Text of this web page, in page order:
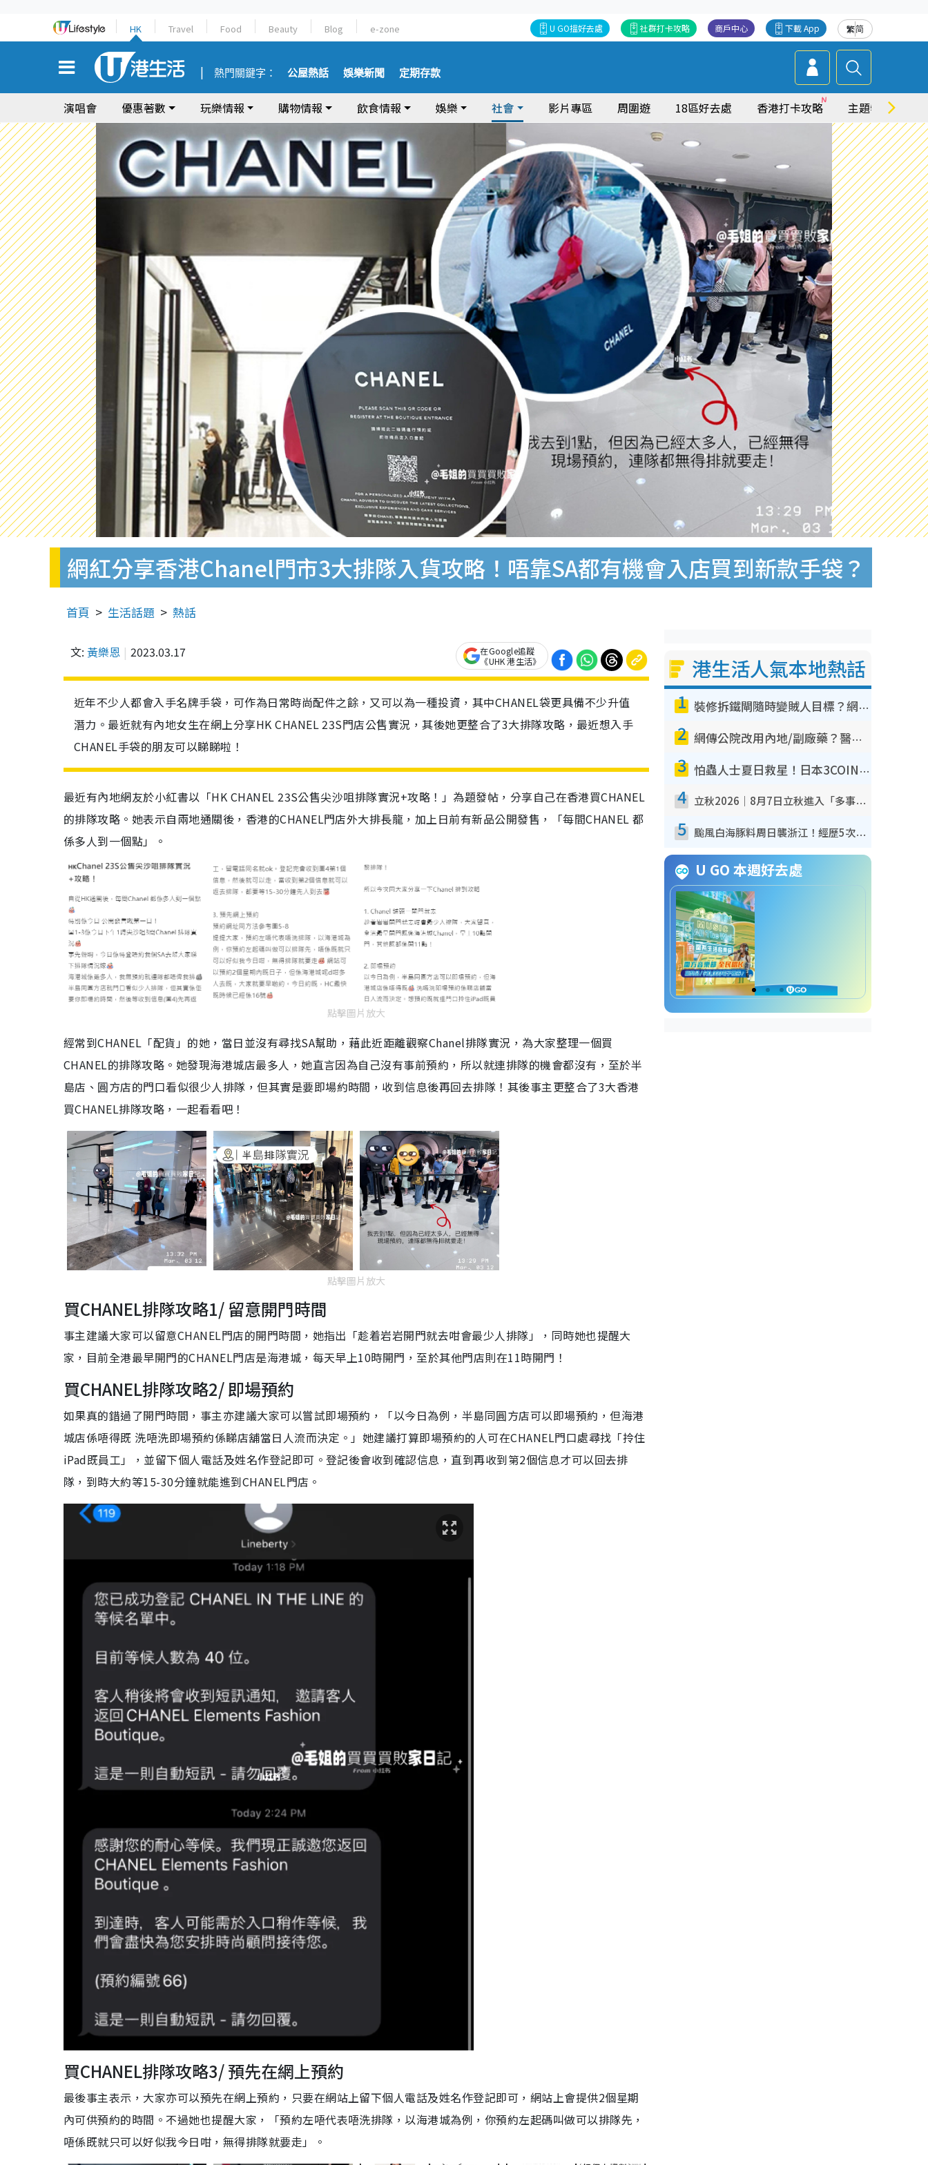
HK Travel Food Beauty Blog e-zone 繁简
下載 App
商戶中心
社群打卡攻略
U GO搵好去處
熱門關鍵字： 公屋熱話 娛樂新聞 定期存款
演唱會 優惠著數 玩樂情報 購物情報 飲食情報 娛樂 社會 影片專區 周圍遊 18區好去處 香港打卡攻略 主題特集
網紅分享香港Chanel門市3大排隊入貨攻略！唔靠SA都有機會入店買到新款手袋？
首頁 生活話題 熱話
文: 黃樂恩 2023.03.17
在Google追蹤
《UHK 港生活》
近年不少人都會入手名牌手袋，可作為日常時尚配件之餘，又可以為一種投資，其中CHANEL袋更具備不少升值
潛力。最近就有內地女生在網上分享HK CHANEL 23S門店公售實況，其後她更整合了3大排隊攻略，最近想入手
CHANEL手袋的朋友可以睇睇啦！
最近有內地網友於小紅書以「HK CHANEL 23S公售尖沙咀排隊實況+攻略！」為題發帖，分享自己在香港買CHANEL
的排隊攻略。她表示自兩地通關後，香港的CHANEL門店外大排長龍，加上日前有新品公開發售，「每間CHANEL 都
係多人到一個點」。
點擊圖片放大
經常到CHANEL「配貨」的她，當日並沒有尋找SA幫助，藉此近距離觀察Chanel排隊實況，為大家整理一個買
CHANEL的排隊攻略。她發現海港城店最多人，她直言因為自己沒有事前預約，所以就連排隊的機會都沒有，至於半
島店、圓方店的門口看似很少人排隊，但其實是要即場約時間，收到信息後再回去排隊！其後事主更整合了3大香港
買CHANEL排隊攻略，一起看看吧！
點擊圖片放大
買CHANEL排隊攻略1/ 留意開門時間
事主建議大家可以留意CHANEL門店的開門時間，她指出「趁着岩岩開門就去咁會最少人排隊」，同時她也提醒大
家，目前全港最早開門的CHANEL門店是海港城，每天早上10時開門，至於其他門店則在11時開門！
買CHANEL排隊攻略2/ 即場預約
如果真的錯過了開門時間，事主亦建議大家可以嘗試即場預約，「以今日為例，半島同圓方店可以即場預約，但海港
城店係唔得既 洗唔洗即場預約係睇店舖當日人流而決定。」她建議打算即場預約的人可在CHANEL門口處尋找「拎住
iPad既員工」，並留下個人電話及姓名作登記即可。登記後會收到確認信息，直到再收到第2個信息才可以回去排
隊，到時大約等15-30分鐘就能進到CHANEL門店。
買CHANEL排隊攻略3/ 預先在網上預約
最後事主表示，大家亦可以預先在網上預約，只要在網站上留下個人電話及姓名作登記即可，網站上會提供2個星期
內可供預約的時間。不過她也提醒大家，「預約左唔代表唔洗排隊，以海港城為例，你預約左起碼叫做可以排隊先，
唔係既就只可以好似我今日咁，無得排隊就要走」。
港生活人氣本地熱話
1 裝修拆鐵閘隨時變賊人目標？網民揭2大關鍵用途：裝新式等於白裝？附新舊鐵閘分別
2 網傳公院改用內地/副廠藥？醫生拆解正副廠分別 揭4類人換藥隨時出事
3 怕蟲人士夏日救星！日本3COINS爆紅驅蟲神器$45起 1招「全程免觸碰」輕鬆搞定小強
4 立秋2026｜8月7日立秋進入「多事之秋」 3件事唔做得！專家教6招開運 清枱頭／銀包納氣接好運
5 颱風白海豚料周日襲浙江！經歷5次「眼牆置換」極罕見 成登陸內地最長途颱風
U GO 本週好去處